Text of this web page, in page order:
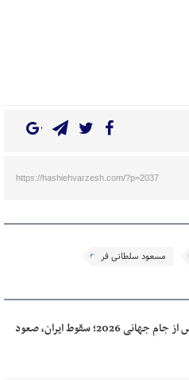
https://hashiehvarzesh.com/?p=2037
مسعود سلطانی فر
آخرین رده‌بندی فیفا پس از جام جهانی 2026؛ سقوط ایران، صعود